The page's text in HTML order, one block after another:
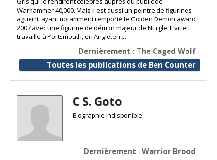
Warhammer 40,000. Mais il est aussi un peintre de figurines
aguerri, ayant notamment remporté le Golden Demon award
2007 avec une figurine de démon majeur de Nurgle. Il vit et
travaille à Portsmouth, en Angleterre.
Dernièrement : The Caged Wolf
Toutes les publications de Ben Counter
C S. Goto
Biographie indisponible.
Dernièrement : Warrior Brood